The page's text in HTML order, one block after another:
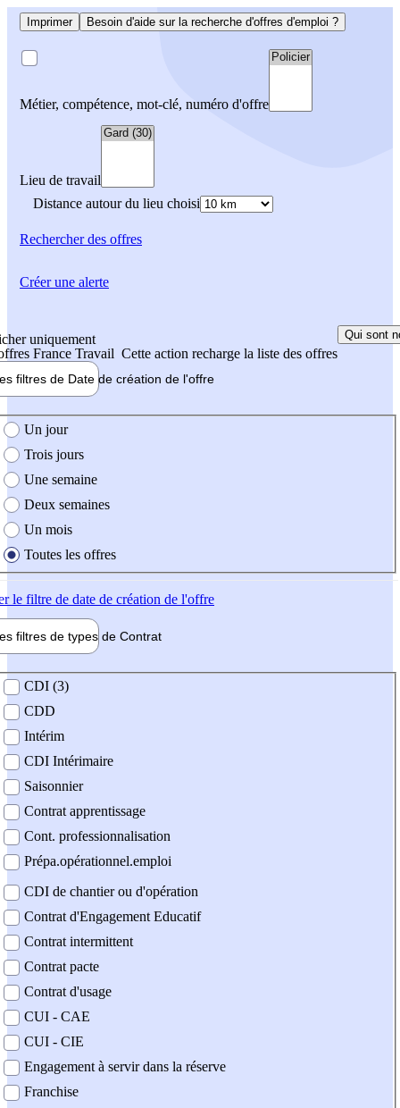
Imprimer Besoin d'aide sur la recherche d'offres d'emploi ?
Métier, compétence, mot-clé, numéro d'offre
Lieu de travail
Distance autour du lieu choisi
Rechercherdes offres
uniquement
France Travail Cette action recharge la liste des offres
Qui sont
filtres de Date de création de l'offre
création de l'offre
Un jour
Trois jours
Une semaine
Deux semaines
Un mois
Toutes les offres
le filtre de date de création de l'offre
filtres de types de Contrat
contrat
CDI (3)
CDD
Intérim
CDI Intérimaire
Saisonnier
Contrat apprentissage
Cont. professionnalisation
Prépa.opérationnel.emploi
CDI de chantier ou d'opération
Contrat d'Engagement Educatif
Contrat intermittent
Contrat pacte
Contrat d'usage
CUI - CAE
CUI - CIE
Engagement à servir dans la réserve
Franchise
Créer une alerte